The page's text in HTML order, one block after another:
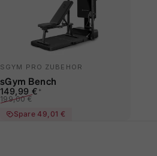
SGYM PRO ZUBEHÖR
sGym Bench
Verkaufspreis
149,99 € *
Normaler Preis
199,00 €
Spare 49,01 €